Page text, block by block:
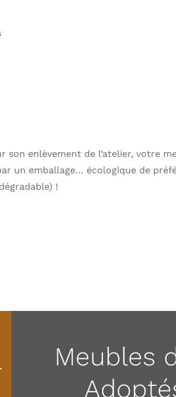
son enlèvement de l’atelier, votre
un emballage… écologique de
!
Meubles